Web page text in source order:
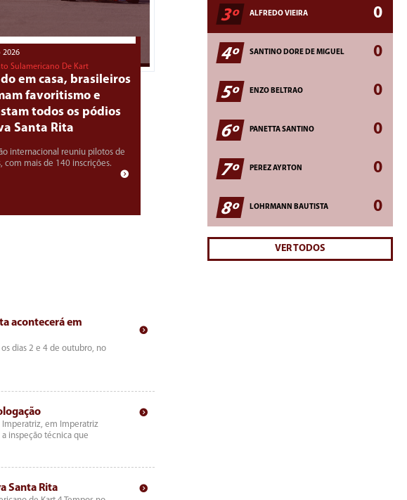
2026
Sulamericano De Kart
em casa, brasileiros
favoritismo e
todos os pódios
Santa Rita
internacional reuniu pilotos de
com mais de 140 inscrições.
acontecerá em
dias 2 e 4 de outubro, no
Imperatriz, em Imperatriz
inspeção técnica que
Santa Rita
3º ALFREDO VIEIRA 0
4º SANTINO DORE DE MIGUEL 0
5º ENZO BELTRAO 0
6º PANETTA SANTINO 0
7º PEREZ AYRTON 0
8º LOHRMANN BAUTISTA 0
VER TODOS